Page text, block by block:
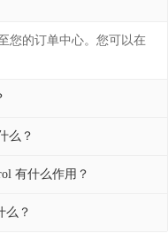
您的订单中心。您可以在
么？
有什么作用？
么？